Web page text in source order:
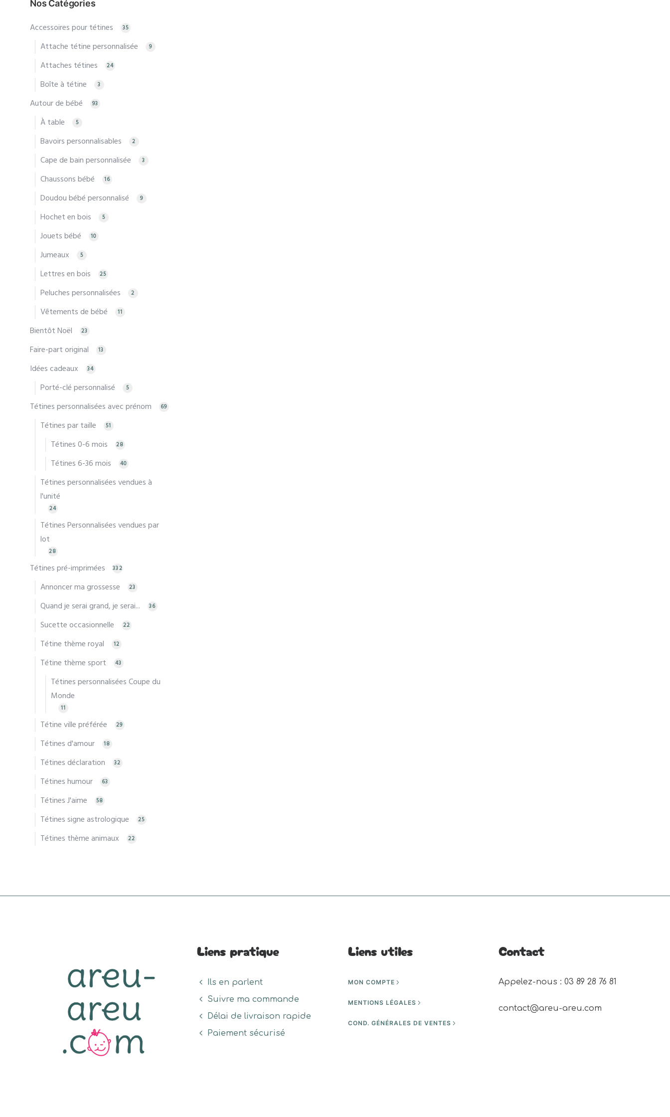
Nos Catégories
Accessoires pour tétines 35
Attache tétine personnalisée 9
Attaches tétines 24
Boîte à tétine 3
Autour de bébé 93
À table 5
Bavoirs personnalisables 2
Cape de bain personnalisée 3
Chaussons bébé 16
Doudou bébé personnalisé 9
Hochet en bois 5
Jouets bébé 10
Jumeaux 5
Lettres en bois 25
Peluches personnalisées 2
Vêtements de bébé 11
Bientôt Noël 23
Faire-part original 13
Idées cadeaux 34
Porté-clé personnalisé 5
Tétines personnalisées avec prénom 69
Tétines par taille 51
Tétines 0-6 mois 28
Tétines 6-36 mois 40
Tétines personnalisées vendues à
l'unité
24
Tétines Personnalisées vendues par
lot
28
Tétines pré-imprimées 332
Annoncer ma grossesse 23
Quand je serai grand, je serai... 36
Sucette occasionnelle 22
Tétine thème royal 12
Tétine thème sport 43
Tétines personnalisées Coupe du
Monde
11
Tétine ville préférée 29
Tétines d'amour 18
Tétines déclaration 32
Tétines humour 63
Tétines J'aime 58
Tétines signe astrologique 25
Tétines thème animaux 22
Liens pratique
Ils en parlent
Suivre ma commande
Délai de livraison rapide
Paiement sécurisé
Liens utiles
MON COMPTE
MENTIONS LÉGALES
COND. GÉNÉRALES DE VENTES
Contact
Appelez-nous : 03 89 28 76 81
contact@areu-areu.com